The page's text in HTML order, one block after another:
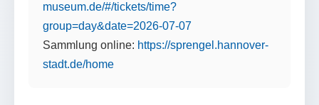
museum.de/#/tickets/time?
group=day&date=2026-07-07
Sammlung online: https://sprengel.hannover-
stadt.de/home